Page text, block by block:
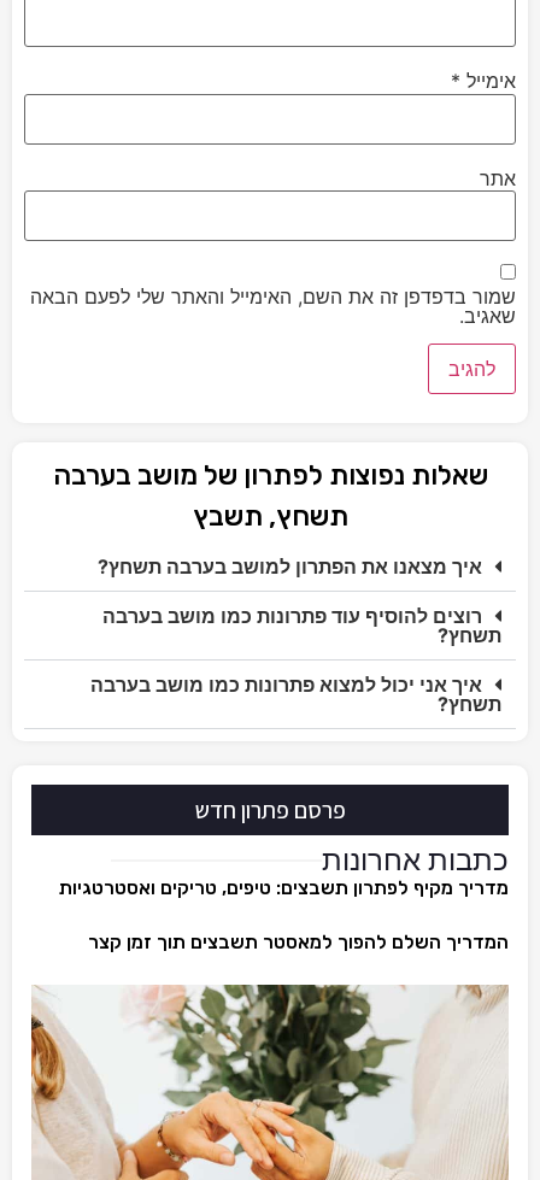
אימייל *
אתר
שמור בדפדפן זה את השם, האימייל והאתר שלי לפעם הבאה
שאגיב.
שאלות נפוצות לפתרון של מושב בערבה
תשחץ, תשבץ
איך מצאנו את הפתרון למושב בערבה תשחץ?
רוצים להוסיף עוד פתרונות כמו מושב בערבה
תשחץ?
איך אני יכול למצוא פתרונות כמו מושב בערבה
תשחץ?
פרסם פתרון חדש
כתבות אחרונות
מדריך מקיף לפתרון תשבצים: טיפים, טריקים ואסטרטגיות
המדריך השלם להפוך למאסטר תשבצים תוך זמן קצר